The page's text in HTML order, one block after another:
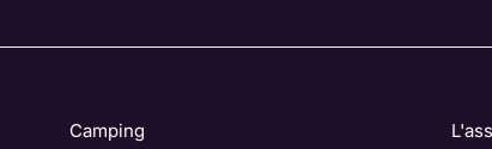
Camping